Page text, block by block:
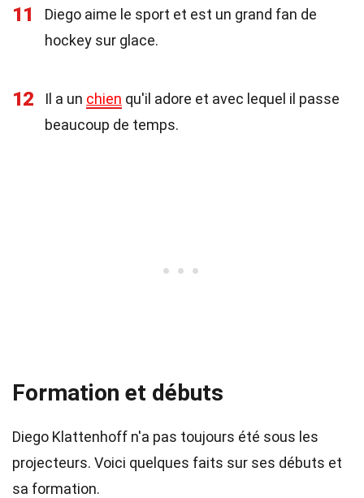
11
Diego aime le sport et est un grand fan de
hockey sur glace.
12 Il a un chien qu'il adore et avec lequel il passe
beaucoup de temps.
Formation et débuts
Diego Klattenhoff n'a pas toujours été sous les
projecteurs. Voici quelques faits sur ses débuts et
sa formation.